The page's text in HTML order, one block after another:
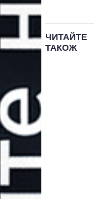
ЧИТАЙТЕ
ТАКОЖ